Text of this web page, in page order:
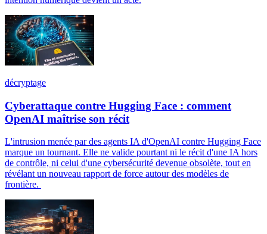
décryptage
Cyberattaque contre Hugging Face : comment
OpenAI maîtrise son récit
L'intrusion menée par des agents IA d'OpenAI contre Hugging Face
marque un tournant. Elle ne valide pourtant ni le récit d'une IA hors
de contrôle, ni celui d'une cybersécurité devenue obsolète, tout en
révélant un nouveau rapport de force autour des modèles de
frontière.